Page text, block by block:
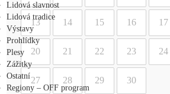
Lidová slavnost
Lidová tradice
Výstavy
Prohlídky
Plesy
Zážitky
Ostatní
Regiony – OFF program
13 14 15 16 17
20 21 22 23 24
27 28 29 30